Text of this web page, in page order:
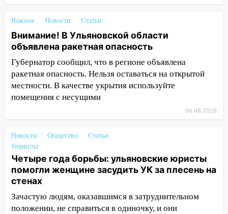
11:30
Кабмин РФ разрешил до 1 июля
2027 года импорт, выпуск и обращение
бензина Евро 2, Евро 3, Евро 4
11:12 Соцсети: на Рябикова автомобиль
врезался в забор
10:27 Где есть бензин в Ульяновске
днем 6 августа: список АЗС
объявлена ракетная опасность
10:00
51-летний мужчина
09:50
09:44 Ульяновские спасатели помогли
Важное Новости Статьи
Внимание! В Ульяновской области
объявлена ракетная опасность
Губернатор сообщил, что в регионе объявлена
ракетная опасность. Нельзя оставаться на открытой
местности. В качестве укрытия используйте
помещения с несущими
06.08.2026
Новости Общество
Статьи
#юристы
Четыре года борьбы: ульяновские юристы
помогли женщине засудить УК за плесень на
стенах
Зачастую людям, оказавшимся в затруднительном
положении, не справиться в одиночку, и они